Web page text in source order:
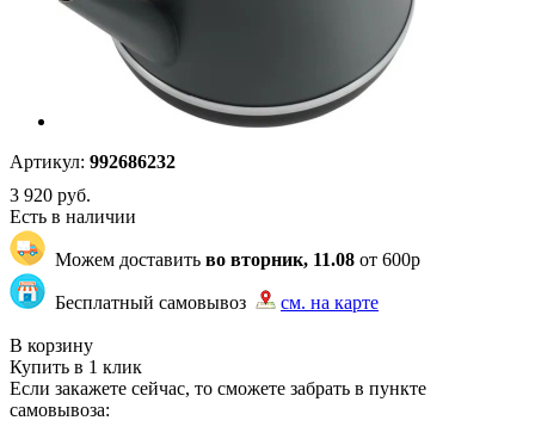
Артикул: 992686232
3 920 руб.
Есть в наличии
Можем доставить во вторник, 11.08 от 600р
Бесплатный самовывоз
см. на карте
В корзину
Купить в 1 клик
Если закажете сейчас, то сможете забрать в пункте
самовывоза: